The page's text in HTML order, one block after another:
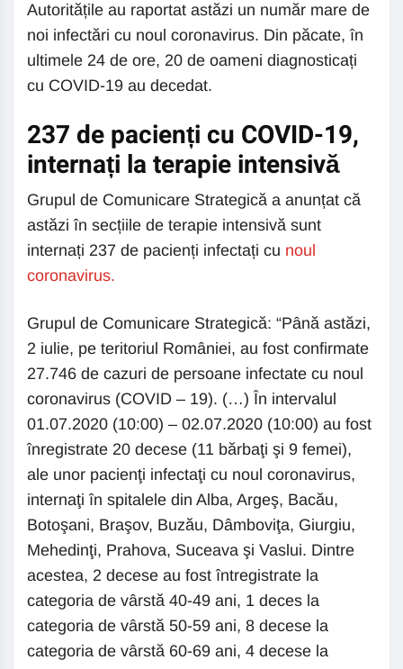
Autoritățile au raportat astăzi un număr mare de
noi infectări cu noul coronavirus. Din păcate, în
ultimele 24 de ore, 20 de oameni diagnosticați
cu COVID-19 au decedat.
237 de pacienți cu COVID-19,
internați la terapie intensivă
Grupul de Comunicare Strategică a anunțat că
astăzi în secțiile de terapie intensivă sunt
internați 237 de pacienți infectați cu noul
coronavirus.
Grupul de Comunicare Strategică: “Până astăzi,
2 iulie, pe teritoriul României, au fost confirmate
27.746 de cazuri de persoane infectate cu noul
coronavirus (COVID – 19). (…) În intervalul
01.07.2020 (10:00) – 02.07.2020 (10:00) au fost
înregistrate 20 decese (11 bărbaţi şi 9 femei),
ale unor pacienţi infectaţi cu noul coronavirus,
internaţi în spitalele din Alba, Argeş, Bacău,
Botoşani, Braşov, Buzău, Dâmboviţa, Giurgiu,
Mehedinţi, Prahova, Suceava şi Vaslui. Dintre
acestea, 2 decese au fost întregistrate la
categoria de vârstă 40-49 ani, 1 deces la
categoria de vârstă 50-59 ani, 8 decese la
categoria de vârstă 60-69 ani, 4 decese la